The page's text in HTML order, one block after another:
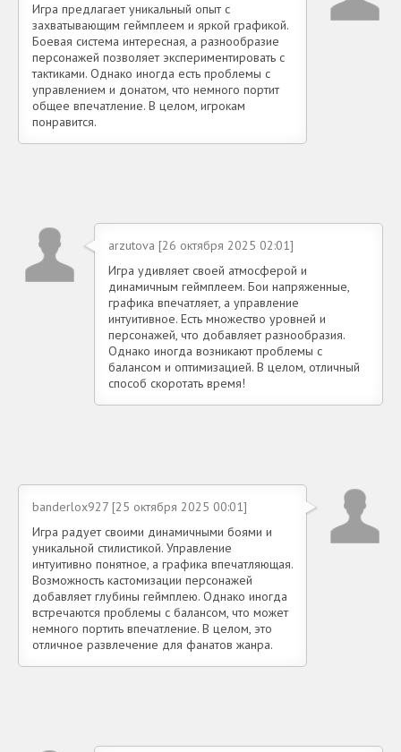
Игра предлагает уникальный опыт с
захватывающим геймплеем и яркой графикой.
Боевая система интересная, а разнообразие
персонажей позволяет экспериментировать с
тактиками. Однако иногда есть проблемы с
управлением и донатом, что немного портит
общее впечатление. В целом, игрокам
понравится.
arzutova [26 октября 2025 02:01]
Игра удивляет своей атмосферой и
динамичным геймплеем. Бои напряженные,
графика впечатляет, а управление
интуитивное. Есть множество уровней и
персонажей, что добавляет разнообразия.
Однако иногда возникают проблемы с
балансом и оптимизацией. В целом, отличный
способ скоротать время!
banderlox927 [25 октября 2025 00:01]
Игра радует своими динамичными боями и
уникальной стилистикой. Управление
интуитивно понятное, а графика впечатляющая.
Возможность кастомизации персонажей
добавляет глубины геймплею. Однако иногда
встречаются проблемы с балансом, что может
немного портить впечатление. В целом, это
отличное развлечение для фанатов жанра.